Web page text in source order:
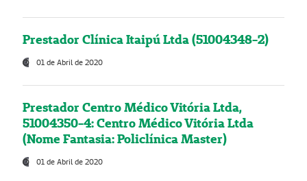
Prestador Clínica Itaipú Ltda (51004348-2)
01 de Abril de 2020
Prestador Centro Médico Vitória Ltda,
51004350-4: Centro Médico Vitória Ltda
(Nome Fantasia: Policlínica Master)
01 de Abril de 2020